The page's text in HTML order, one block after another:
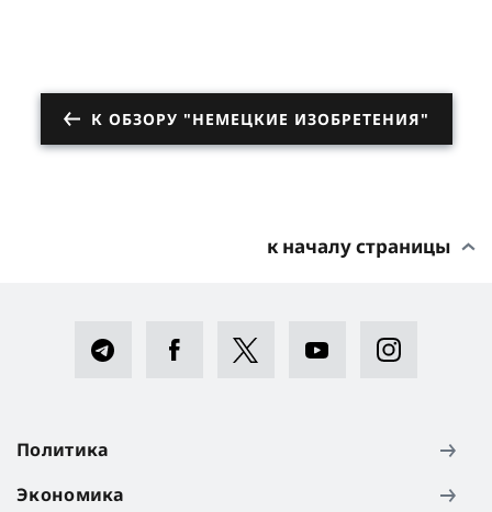
К ОБЗОРУ "НЕМЕЦКИЕ ИЗОБРЕТЕНИЯ"
к началу страницы
Политика
Экономика